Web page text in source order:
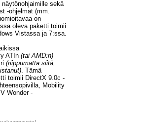
sekä
-ohjelmat (mm.
on
oleva paketti toimii
Vistassa ja 7:ssa.
ATIn (tai AMD:n)
(riippumatta siitä,
. Tämä
toimii DirectX 9.0c -
Mobility
Wonder -